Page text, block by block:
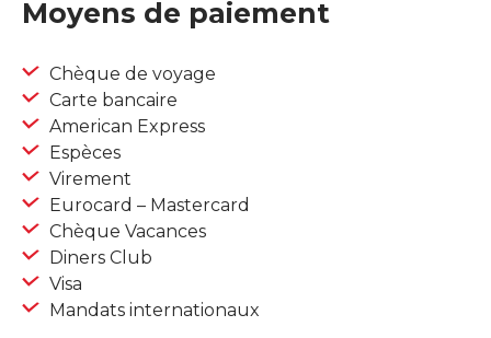
Moyens de paiement
Chèque de voyage
Carte bancaire
American Express
Espèces
Virement
Eurocard – Mastercard
Chèque Vacances
Diners Club
Visa
Mandats internationaux